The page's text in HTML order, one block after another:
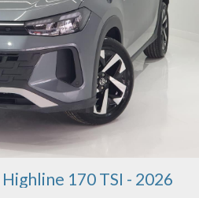
Highline 170 TSI - 2026